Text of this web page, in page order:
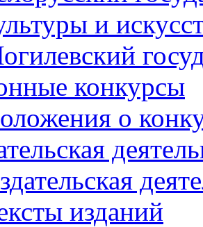
и
конкурсы
о
изданий